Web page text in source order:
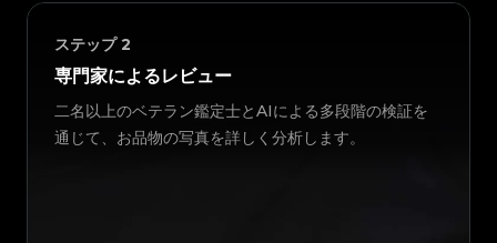
ステップ 2
専門家によるレビュー
二名以上のベテラン鑑定士とAIによる多段階の検証を
通じて、お品物の写真を詳しく分析します。